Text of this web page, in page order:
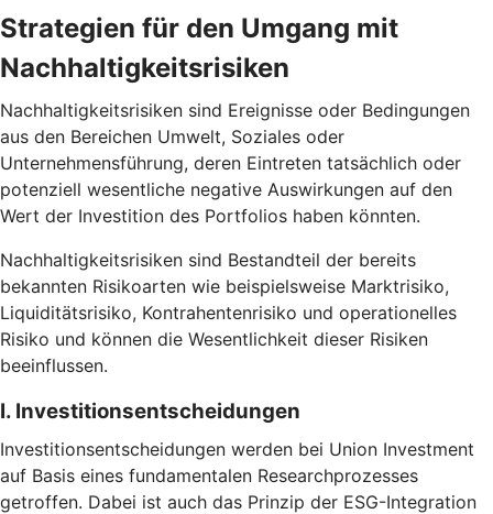
Strategien für den Umgang mit
Nachhaltigkeitsrisiken
Nachhaltigkeitsrisiken sind Ereignisse oder Bedingungen
aus den Bereichen Umwelt, Soziales oder
Unternehmensführung, deren Eintreten tatsächlich oder
potenziell wesentliche negative Auswirkungen auf den
Wert der Investition des Portfolios haben könnten.
Nachhaltigkeitsrisiken sind Bestandteil der bereits
bekannten Risikoarten wie beispielsweise Marktrisiko,
Liquiditätsrisiko, Kontrahentenrisiko und operationelles
Risiko und können die Wesentlichkeit dieser Risiken
beeinflussen.
I. Investitionsentscheidungen
Investitionsentscheidungen werden bei Union Investment
auf Basis eines fundamentalen Researchprozesses
getroffen. Dabei ist auch das Prinzip der ESG-Integration